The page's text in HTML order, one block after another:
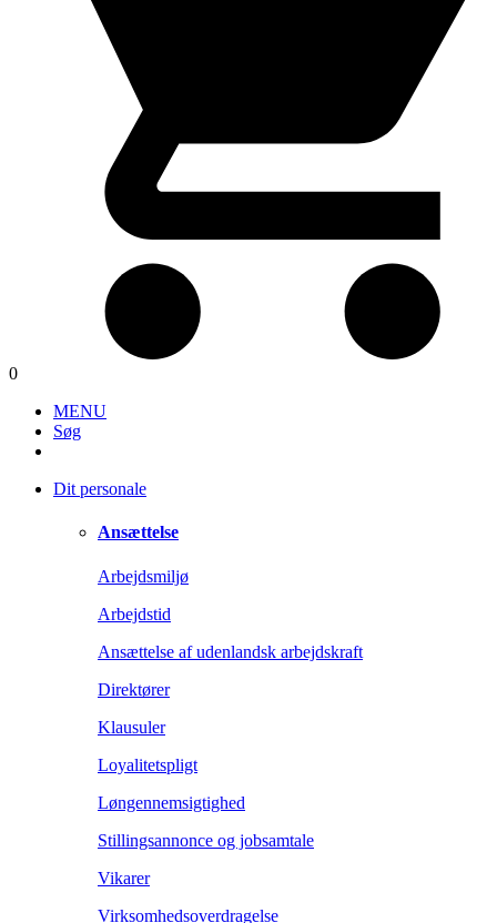
0
MENU
Søg
Dit personale
Ansættelse
Arbejdsmiljø
Arbejdstid
Ansættelse af udenlandsk arbejdskraft
Direktører
Klausuler
Loyalitetspligt
Løngennemsigtighed
Stillingsannonce og jobsamtale
Vikarer
Virksomhedsoverdragelse